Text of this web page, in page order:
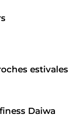
estivales
Daiwa